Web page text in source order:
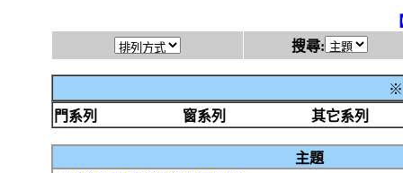
搜尋:
※
門系列
窗系列 其它系列
主題